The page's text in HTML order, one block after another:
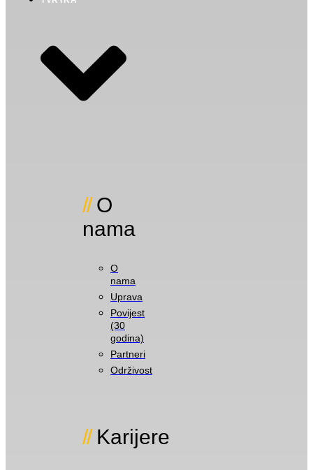
O
nama
O
nama
Uprava
Povijest
(30
godina)
Partneri
Održivost
Karijere